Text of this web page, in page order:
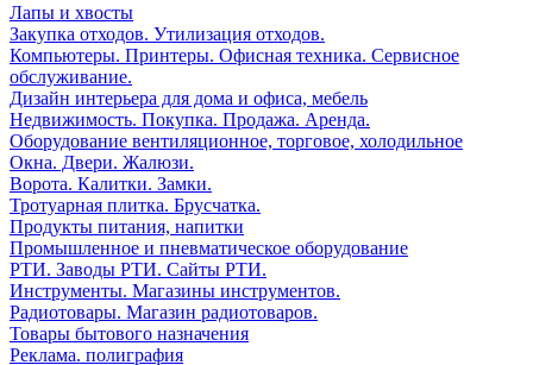
Лапы и хвосты
Закупка отходов. Утилизация отходов.
Компьютеры. Принтеры. Офисная техника. Сервисное
обслуживание.
Дизайн интерьера для дома и офиса, мебель
Недвижимость. Покупка. Продажа. Аренда.
Оборудование вентиляционное, торговое, холодильное
Окна. Двери. Жалюзи.
Ворота. Калитки. Замки.
Тротуарная плитка. Брусчатка.
Продукты питания, напитки
Промышленное и пневматическое оборудование
РТИ. Заводы РТИ. Сайты РТИ.
Инструменты. Магазины инструментов.
Радиотовары. Магазин радиотоваров.
Товары бытового назначения
Реклама. полиграфия